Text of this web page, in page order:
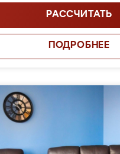
РАССЧИТАТЬ
ПОДРОБНЕЕ